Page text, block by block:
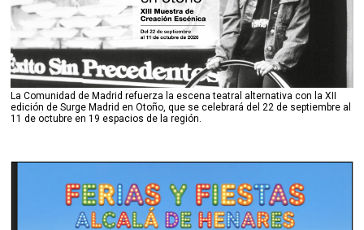
La Comunidad de Madrid refuerza la escena teatral alternativa con la XII
edición de Surge Madrid en Otoño, que se celebrará del 22 de septiembre al
11 de octubre en 19 espacios de la región.